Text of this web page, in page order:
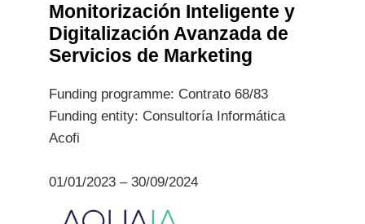
Monitorización Inteligente y
Digitalización Avanzada de
Servicios de Marketing
Funding programme: Contrato 68/83
Funding entity: Consultoría Informática
Acofi
01/01/2023 – 30/09/2024